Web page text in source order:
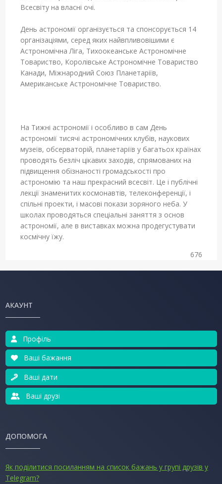
Всесвіту на власні очі.
День астрономії організується та спонсорується 14
організаціями, серед яких найвпливовішими є
Астрономічна Ліга, Тихоокеанське Астрономічне
Товариство, Королівське Астрономічне Товариство
Канади, Міжнародний Союз Планетаріїв,
Американське Астрономічне Товариство.
На Тижні астрономії і особливо в сам День
астрономії тисячі астрономічних клубів, наукових
музеїв, обсерваторій, планетаріїв у багатьох країнах
проводять безліч цікавих заходів, спрямованих на
підвищення обізнаності громадськості про
астрономію та наш прекрасний всесвіт. Це і публічні
лекції знаменитих космонавтів, телеконференції, і
спільні проекти, і масові покази зоряного неба. У
школах проводяться спеціальні заняття з основ
астрономії, але в виставках можна продегустувати
космічну їжу.
676
АКАУНТ
Профіль
Ваші бажання
Ваші дати
Ваші друзі
ДОПОМОГА
Як поділитися посиланням на список бажань у групі друзів у
Telegram?